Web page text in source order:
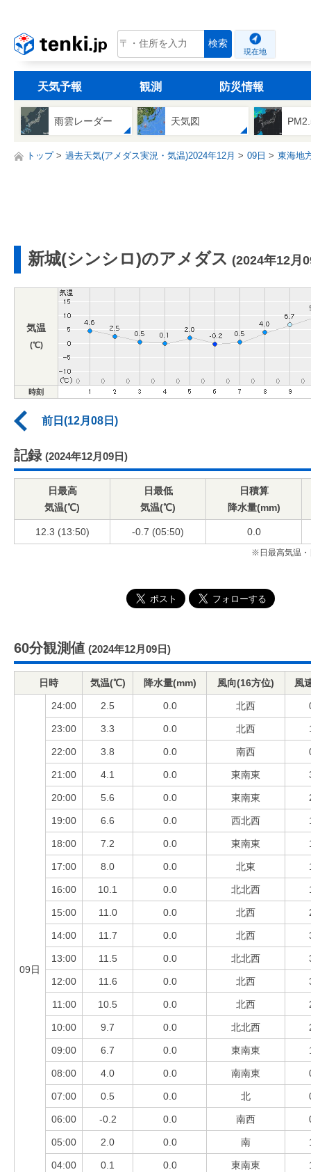
tenki.jp 検索
現在地
天気予報 観測 防災情報
雨雲レーダー 天気図
トップ 過去天気(アメダス実況・気温)2024年12月 09日 東海地
新城(シンシロ)のアメダス (2024年12月
気温
(℃)
時刻
前日(12月08日)
記録 (2024年12月09日)
日最高
気温(℃)
日最低
気温(℃)
日積算
降水量(mm)
12.3 (13:50) -0.7 (05:50) 0.0
※日最高気温・
60分観測値 (2024年12月09日)
日時 気温(℃) 降水量(mm) 風向(16方位) 風
09日
24:00 2.5 0.0 北西
23:00 3.3 0.0 北西
22:00 3.8 0.0 南西
21:00 4.1 0.0 東南東
20:00 5.6 0.0 東南東
19:00 6.6 0.0 西北西
18:00 7.2 0.0 東南東
17:00 8.0 0.0 北東
16:00 10.1 0.0 北北西
15:00 11.0 0.0 北西
14:00 11.7 0.0 北西
13:00 11.5 0.0 北北西
12:00 11.6 0.0 北西
11:00 10.5 0.0 北西
10:00 9.7 0.0 北北西
09:00 6.7 0.0 東南東
08:00 4.0 0.0 南南東
07:00 0.5 0.0 北
06:00 -0.2 0.0 南西
05:00 2.0 0.0 南
04:00 0.1 0.0 東南東